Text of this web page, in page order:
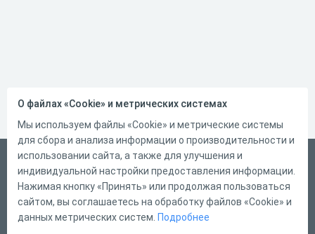
Русский
Справка
Форма обратной связи
О файлах «Cookie» и метрических системах
Мы используем файлы «Cookie» и метрические системы
для сбора и анализа информации о производительности и
использовании сайта, а также для улучшения и
индивидуальной настройки предоставления информации.
Нажимая кнопку «Принять» или продолжая пользоваться
сайтом, вы соглашаетесь на обработку файлов «Cookie» и
данных метрических систем. Подробнее